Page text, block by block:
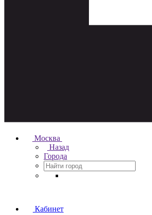
Москва
Назад
Города
Кабинет